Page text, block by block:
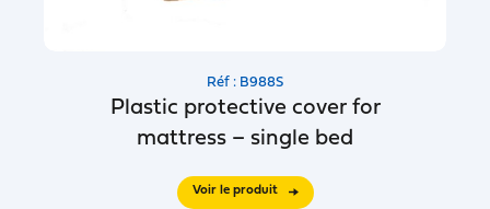
Réf : B988S
Plastic protective cover for
mattress – single bed
Voir le produit